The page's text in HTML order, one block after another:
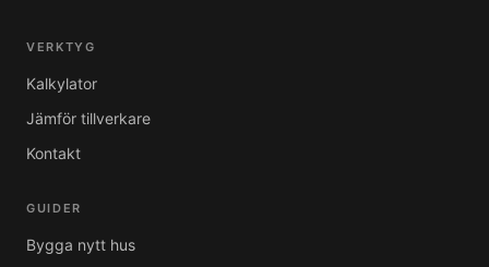
VERKTYG
Kalkylator
Jämför tillverkare
Kontakt
GUIDER
Bygga nytt hus